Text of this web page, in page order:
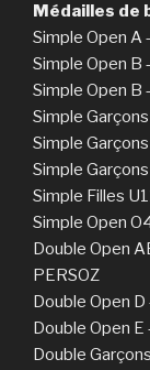
Médailles de
Simple Open A
Simple Open B
Simple Open B
Simple
Simple
Simple
Simple Filles
Simple Open
Double Open
PERSOZ
Double Open D
Double Open
Double